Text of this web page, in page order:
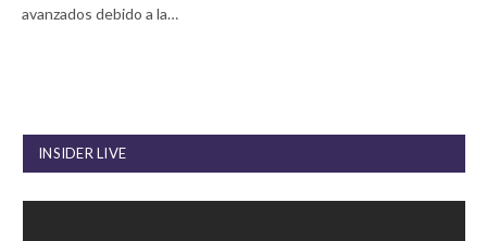
avanzados debido a la…
INSIDER LIVE